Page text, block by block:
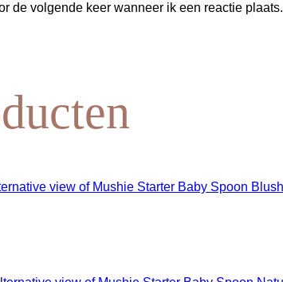
de volgende keer wanneer ik een reactie plaats.